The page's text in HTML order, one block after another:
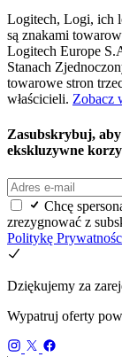
Logitech, Logi, ich
są znakami
Logitech Europe
Stanach
towarowe stron
właścicieli. Zobacz
Zasubskrybuj,
ekskluzywne
Chcę
zrezygnować z
Politykę
Dziękujemy za
Wypatruj oferty